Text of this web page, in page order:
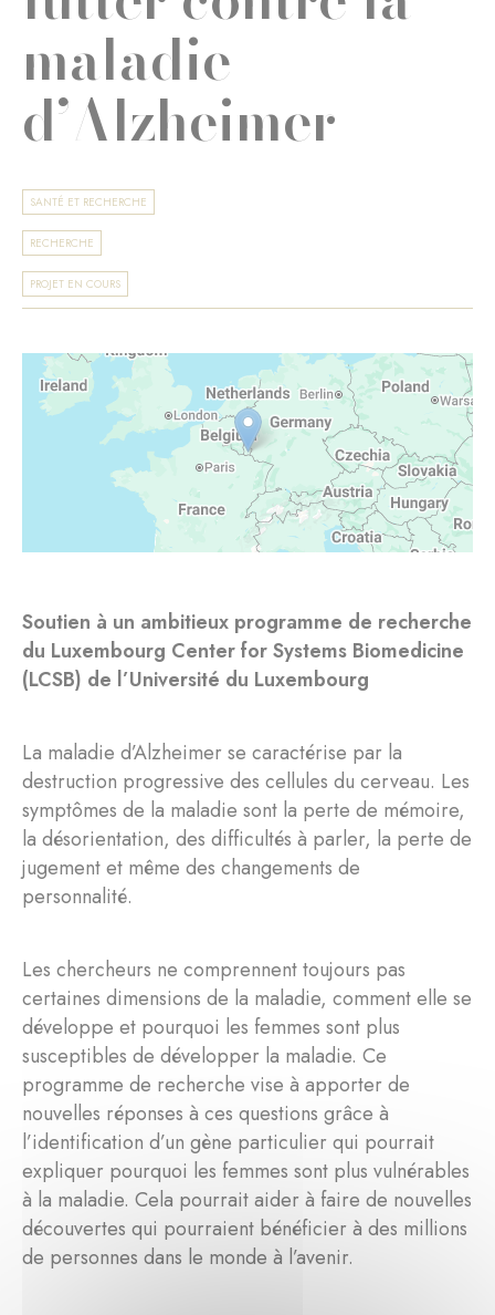
maladie
d’Alzheimer
SANTÉ ET RECHERCHE
RECHERCHE
PROJET EN COURS
Soutien à un ambitieux programme de recherche
du Luxembourg Center for Systems Biomedicine
(LCSB) de l’Université du Luxembourg
La maladie d’Alzheimer se caractérise par la
destruction progressive des cellules du cerveau. Les
symptômes de la maladie sont la perte de mémoire,
la désorientation, des difficultés à parler, la perte de
jugement et même des changements de
personnalité.
Les chercheurs ne comprennent toujours pas
certaines dimensions de la maladie, comment elle se
développe et pourquoi les femmes sont plus
susceptibles de développer la maladie. Ce
programme de recherche vise à apporter de
nouvelles réponses à ces questions grâce à
l’identification d’un gène particulier qui pourrait
expliquer pourquoi les femmes sont plus vulnérables
à la maladie. Cela pourrait aider à faire de nouvelles
découvertes qui pourraient bénéficier à des millions
de personnes dans le monde à l’avenir.